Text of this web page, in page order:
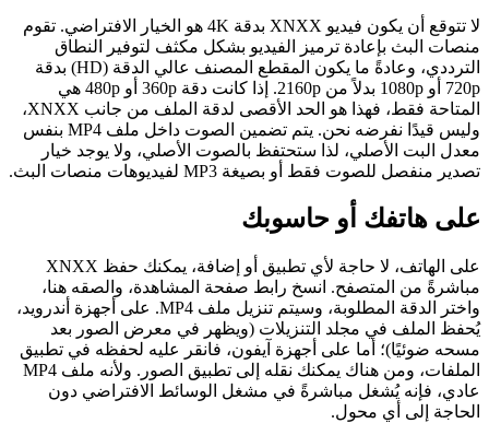
لا تتوقع أن يكون فيديو XNXX بدقة 4K هو الخيار الافتراضي. تقوم
منصات البث بإعادة ترميز الفيديو بشكل مكثف لتوفير النطاق
الترددي، وعادةً ما يكون المقطع المصنف عالي الدقة (HD) بدقة
720p أو 1080p بدلاً من 2160p. إذا كانت دقة 360p أو 480p هي
المتاحة فقط، فهذا هو الحد الأقصى لدقة الملف من جانب XNXX،
وليس قيدًا نفرضه نحن. يتم تضمين الصوت داخل ملف MP4 بنفس
معدل البت الأصلي، لذا ستحتفظ بالصوت الأصلي، ولا يوجد خيار
تصدير منفصل للصوت فقط أو بصيغة MP3 لفيديوهات منصات البث.
على هاتفك أو حاسوبك
على الهاتف، لا حاجة لأي تطبيق أو إضافة، يمكنك حفظ XNXX
مباشرةً من المتصفح. انسخ رابط صفحة المشاهدة، والصقه هنا،
واختر الدقة المطلوبة، وسيتم تنزيل ملف MP4. على أجهزة أندرويد،
يُحفظ الملف في مجلد التنزيلات (ويظهر في معرض الصور بعد
مسحه ضوئيًا)؛ أما على أجهزة آيفون، فانقر عليه لحفظه في تطبيق
الملفات، ومن هناك يمكنك نقله إلى تطبيق الصور. ولأنه ملف MP4
عادي، فإنه يُشغل مباشرةً في مشغل الوسائط الافتراضي دون
الحاجة إلى أي محول.